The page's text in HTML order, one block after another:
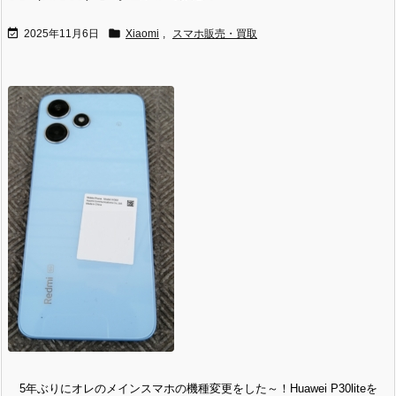
 2025年11月6日  Xiaomi スマホ販売・買取
5年ぶりにオレのメインスマホの機種変更をした～！Huawei P30liteを